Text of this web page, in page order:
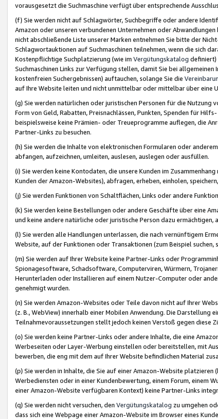
vorausgesetzt die Suchmaschine verfügt über entsprechende
(f) Sie werden nicht auf Schlagwörter, Suchbegriffe oder andere
Amazon oder unseren verbundenen Unternehmen oder
nicht abschließende Liste unserer Marken entnehmen Sie bitte der
Schlagwortauktionen auf Suchmaschinen teilnehmen, wenn die sich
Kostenpflichtige Suchplatzierung (wie im Vergütungskatalog definiert)
Suchmaschinen Links zur Verfügung stellen, damit Sie bei
kostenfreien Suchergebnissen) auftauchen, solange Sie die
auf Ihre Website leiten und nicht unmittelbar oder mittelbar über eine
(g) Sie werden natürlichen oder juristischen Personen für die Nutzung
Form von Geld, Rabatten, Preisnachlässen, Punkten, Spenden für
beispielsweise keine Prämien- oder Treueprogramme auflegen, die
Partner-Links zu besuchen.
(h) Sie werden die Inhalte von elektronischen Formularen oder
abfangen, aufzeichnen, umleiten, auslesen, auslegen oder ausfüllen.
(i) Sie werden keine Kontodaten, die unsere Kunden im
Kunden der Amazon-Websites), abfragen, erheben, einholen,
(j) Sie werden Funktionen von Schaltflächen, Links oder andere
(k) Sie werden keine Bestellungen oder andere Geschäfte über eine
und keine andere natürliche oder juristische Person dazu
(l) Sie werden alle Handlungen unterlassen, die nach vernünftigem
Website, auf der Funktionen oder Transaktionen (zum Beispiel
(m) Sie werden auf Ihrer Website keine Partner-Links oder
Spionagesoftware, Schadsoftware, Computerviren, Würmern,
Herunterladen oder Installieren auf einem Nutzer-Computer oder
genehmigt wurden.
(n) Sie werden Amazon-Websites oder Teile davon nicht auf Ihrer
(z. B., WebView) innerhalb einer Mobilen Anwendung. Die Darstellung
Teilnahmevoraussetzungen stellt jedoch keinen Verstoß gegen diese
(o) Sie werden keine Partner-Links oder andere Inhalte, die eine
Werbeseiten oder Layer-Werbung einstellen oder bereitstellen, mit
bewerben, die eng mit dem auf Ihrer Website befindlichen Material
(p) Sie werden in Inhalte, die Sie auf einer Amazon-Website
Werbediensten oder in einer Kundenbewertung, einem Forum, einem
einer Amazon-Website verfügbaren Kontext) keine Partner-Links
(q) Sie werden nicht versuchen, den Vergütungskatalog zu umgehen
dass sich eine Webpage einer Amazon-Website im Browser eines